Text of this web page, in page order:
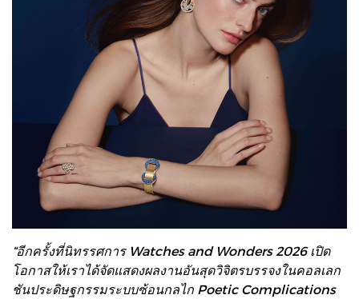
“อีกครั้งที่นิทรรศการ Watches and Wonders 2026 เปิด
โอกาสให้เราได้จัดแสดงผลงานอันสุดวิจิตรบรรจงในคอลเลก
ชันประดิษฐกรรมระบบซ้อนกลไก Poetic Complications